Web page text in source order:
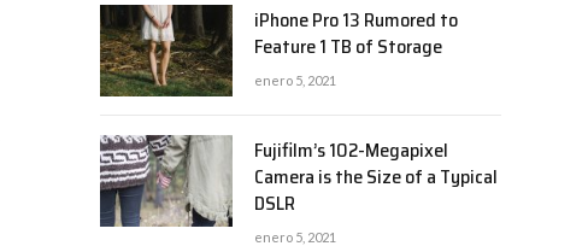
iPhone Pro 13 Rumored to
Feature 1 TB of Storage
enero 5, 2021
Fujifilm’s 102-Megapixel
Camera is the Size of a Typical
DSLR
enero 5, 2021